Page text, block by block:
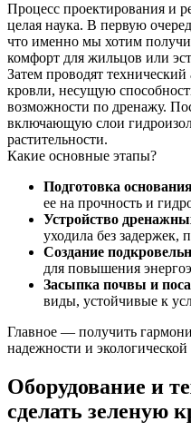
Процесс проектирования и
целая наука. В первую
что именно мы хотим
комфорт для жильцов или
Затем проводят
кровли, несущую
возможности по дренажу.
включающую слои
растительности.
Какие основные этапы?
Подготовка
ее на прочность и
Устройство
уходила без задержек,
Создание
для повышения
Засыпка почвы и
виды, устойчивые к
Главное — получить
надежности и экологической
Оборудование и
сделать зеленую